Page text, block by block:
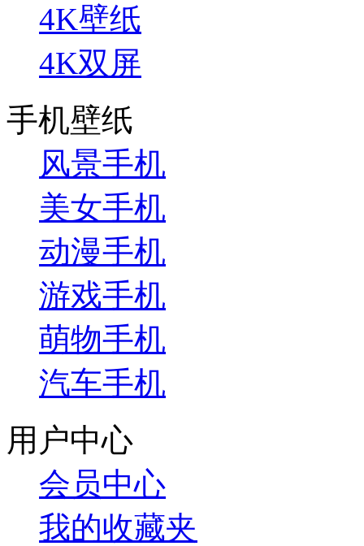
4K壁纸
4K双屏
手机壁纸
风景手机
美女手机
动漫手机
游戏手机
萌物手机
汽车手机
用户中心
会员中心
我的收藏夹